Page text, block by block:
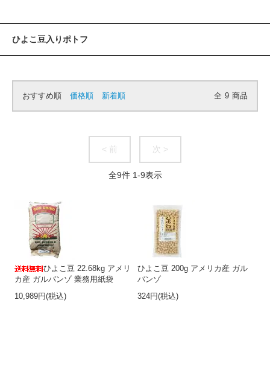
ひよこ豆入りポトフ
おすすめ順 価格順 新着順 全 9 商品
< 前 次 >
全9件 1-9表示
ひよこ豆 22.68kg アメリ
カ産 ガルバンゾ 業務用紙袋
10,989円(税込)
ひよこ豆 200g アメリカ産 ガル
バンゾ
324円(税込)